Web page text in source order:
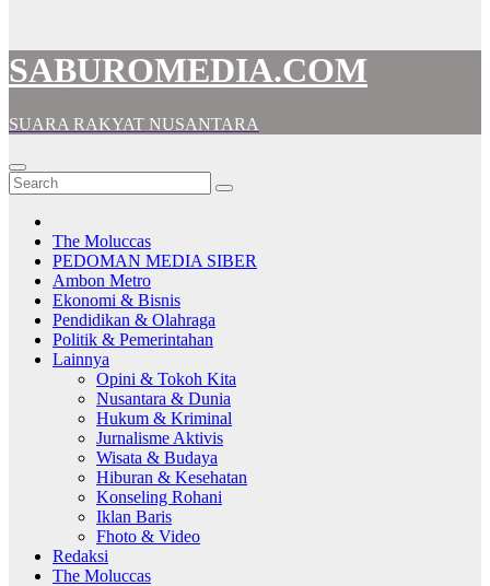
SABUROMEDIA.COM
SUARA RAKYAT NUSANTARA
The Moluccas
PEDOMAN MEDIA SIBER
Ambon Metro
Ekonomi & Bisnis
Pendidikan & Olahraga
Politik & Pemerintahan
Lainnya
Opini & Tokoh Kita
Nusantara & Dunia
Hukum & Kriminal
Jurnalisme Aktivis
Wisata & Budaya
Hiburan & Kesehatan
Konseling Rohani
Iklan Baris
Fhoto & Video
Redaksi
The Moluccas